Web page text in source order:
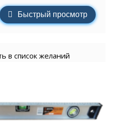
Быстрый просмотр
в список желаний